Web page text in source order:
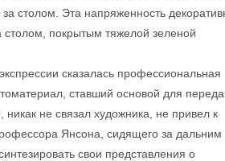
столом. Эта напряженность
покрытым тяжелой зеленой
сказалась профессиональная
ставший основой для
никак не связал художника, не привел к
Янсона, сидящего за дальним
свои представления о